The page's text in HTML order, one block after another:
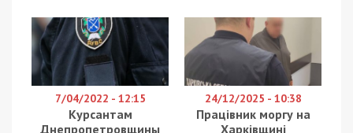
7/04/2022 - 12:15
Курсантам
Днепропетровщины
24/12/2025 - 10:38
Працівник моргу на
Харківщині